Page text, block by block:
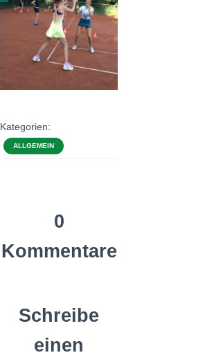
Kategorien:
ALLGEMEIN
0
Kommentare
Schreibe
einen